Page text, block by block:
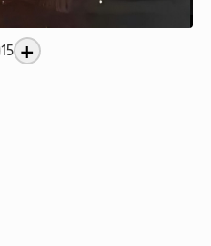
+
15